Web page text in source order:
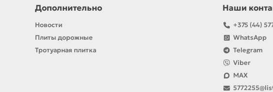
Дополнительно
Новости
Плиты дорожные
Тротуарная плитка
Наши
+375 (44)
WhatsApp
Telegram
Viber
MAX